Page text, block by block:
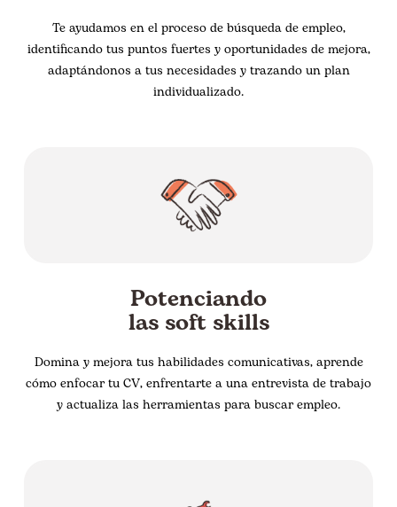
Te ayudamos en el proceso de búsqueda de empleo,
identificando tus puntos fuertes y oportunidades de mejora,
adaptándonos a tus necesidades y trazando un plan
individualizado.
Potenciando
las soft skills
Domina y mejora tus habilidades comunicativas, aprende
cómo enfocar tu CV, enfrentarte a una entrevista de trabajo
y actualiza las herramientas para buscar empleo.